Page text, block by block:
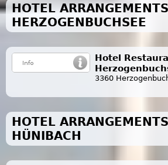
HOTEL
HERZOGENBUCHSEE
Hotel
3360
HOTEL
HÜNIBACH